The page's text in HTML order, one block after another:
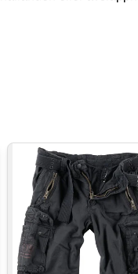
av syntetiska
Perfekta för
perfekt
mer formellt eller
och tillverkade av